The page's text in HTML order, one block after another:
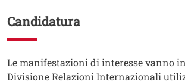
Candidatura
Testo
Le manifestazioni di interesse vanno
Divisione Relazioni Internazionali